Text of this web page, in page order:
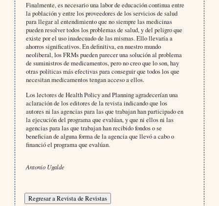
Finalmente, es necesario una labor de educación continua entre
la población y entre los proveedores de los servicios de salud
para llegar al entendimiento que no siempre las medicinas
pueden resolver todos los problemas de salud, y del peligro que
existe por el uso inadecuado de las mismas. Ello llevaría a
ahorros significativos. En definitiva, en nuestro mundo
neoliberal, los FRMs pueden parecer una solución al problema
de suministros de medicamentos, pero no creo que lo son, hay
otras políticas más efectivas para conseguir que todos los que
necesitan medicamentos tengan acceso a ellos.
Los lectores de Health Policy and Planning agradecerían una
aclaración de los editores de la revista indicando que los
autores ni las agencias para las que trabajan han participado en
la ejecución del programa que evalúan, y que ni ellos ni las
agencias para las que trabajan han recibido fondos o se
benefician de alguna forma de la agencia que llevó a cabo o
financió el programa que evalúan.
Antonio Ugalde